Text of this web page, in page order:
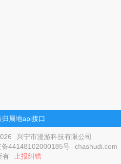
归属地api接口
兴宁市漫游科技有限公司
备44148102000185号
chashudi.com
有
上报纠错